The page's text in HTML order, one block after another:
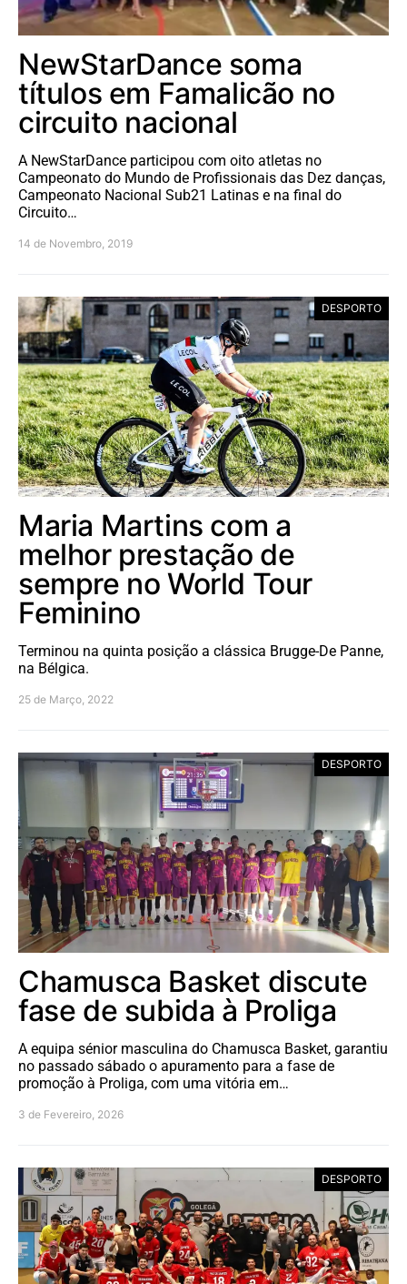
NewStarDance soma
títulos em Famalicão no
circuito nacional
A NewStarDance participou com oito atletas no
Campeonato do Mundo de Profissionais das Dez danças,
Campeonato Nacional Sub21 Latinas e na final do
Circuito…
14 de Novembro, 2019
DESPORTO
Maria Martins com a
melhor prestação de
sempre no World Tour
Feminino
Terminou na quinta posição a clássica Brugge-De Panne,
na Bélgica.
25 de Março, 2022
DESPORTO
Chamusca Basket discute
fase de subida à Proliga
A equipa sénior masculina do Chamusca Basket, garantiu
no passado sábado o apuramento para a fase de
promoção à Proliga, com uma vitória em…
3 de Fevereiro, 2026
DESPORTO